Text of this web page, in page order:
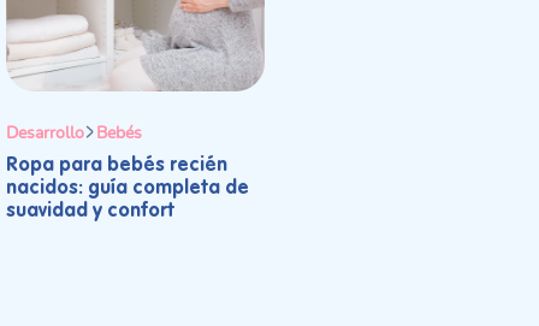
Desarrollo Bebés
Ropa para bebés recién
nacidos: guía completa de
suavidad y confort